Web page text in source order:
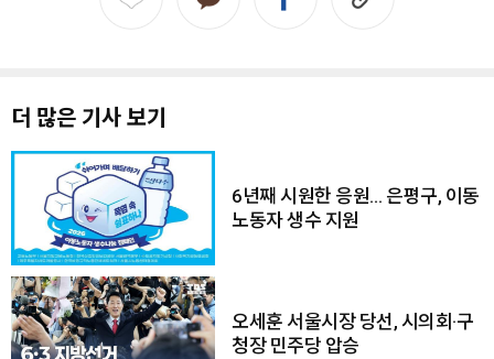
더 많은 기사 보기
6년째 시원한 응원… 은평구, 이동
노동자 생수 지원
오세훈 서울시장 당선, 시의회·구
청장 민주당 압승